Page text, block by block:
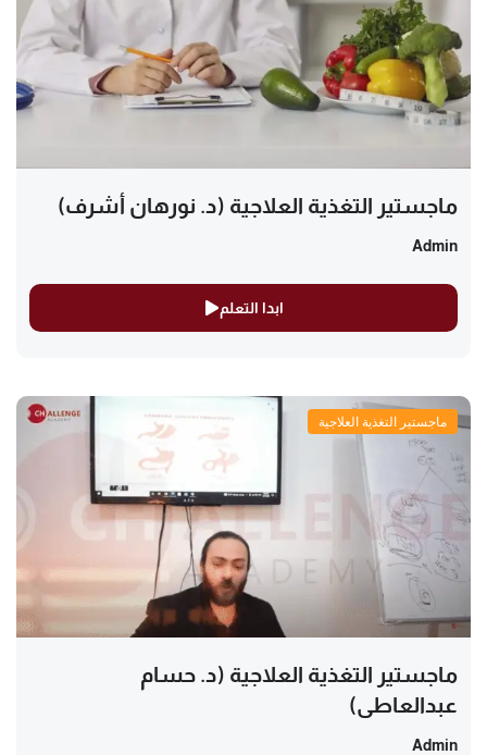
ماجستير التغذية العلاجية (د. نورهان أشرف)
Admin
ابدا التعلم
ماجستير التغذية العلاجية
ماجستير التغذية العلاجية (د. حسام
عبدالعاطي)
Admin